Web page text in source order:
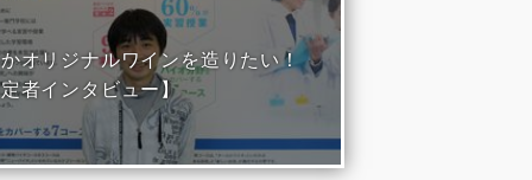
オリジナルワインを造りたい！
者インタビュー】